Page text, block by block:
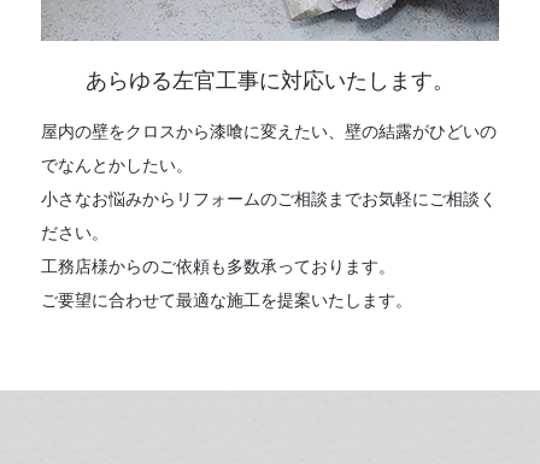
あらゆる左官工事に対応いたします。
屋内の壁をクロスから漆喰に変えたい、壁の結露がひどいの
でなんとかしたい。
小さなお悩みからリフォームのご相談までお気軽にご相談く
ださい。
工務店様からのご依頼も多数承っております。
ご要望に合わせて最適な施工を提案いたします。